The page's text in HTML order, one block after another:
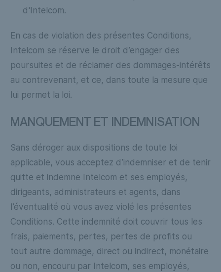
d'Intelcom.
En cas de violation des présentes Conditions,
Intelcom se réserve le droit d’engager des
poursuites et de réclamer des dommages-intérêts
au contrevenant, et ce, dans toute la mesure que
lui permet la loi.
MANQUEMENT ET INDEMNISATION
Sans déroger aux dispositions de toute loi
applicable, vous acceptez d’indemniser et de tenir
quitte et indemne Intelcom et ses employés,
dirigeants, administrateurs et agents, dans
l’éventualité où vous avez violé les présentes
Conditions. Cette indemnité doit couvrir tous les
frais, paiements, pertes, pertes de profits ou
tout autre dommage, direct ou indirect, monétaire
ou non, encouru par Intelcom, ses employés,